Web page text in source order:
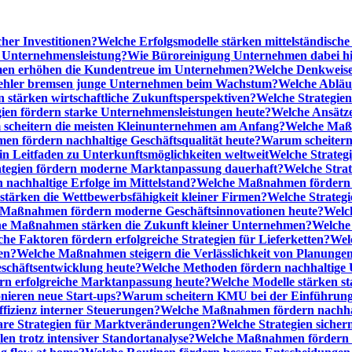
Investitionen?Welche Erfolgsmodelle stärken
Wie Büroreinigung Unternehmen dabei
erhöhen die Kundentreue im Unternehmen?Welche
bremsen junge Unternehmen beim Wachstum?Welche
stärken wirtschaftliche Zukunftsperspektiven?Welche
fördern starke Unternehmensleistungen heute?Welche
die meisten Kleinunternehmen am Anfang?Welche
fördern nachhaltige Geschäftsqualität heute?Warum
Leitfaden zu Unterkunftsmöglichkeiten weltweitWelche
fördern moderne Marktanpassung dauerhaft?Welche
nachhaltige Erfolge im Mittelstand?Welche Maßnahmen
die Wettbewerbsfähigkeit kleiner Firmen?Welche
fördern moderne Geschäftsinnovationen heute?
Maßnahmen stärken die Zukunft kleiner Unternehmen?
Faktoren fördern erfolgreiche Strategien für Lieferketten?
Welche Maßnahmen steigern die Verlässlichkeit von
heute?Welche Methoden fördern nachhaltige
erfolgreiche Marktanpassung heute?Welche Modelle stärken
neue Start-ups?Warum scheitern KMU bei der
interner Steuerungen?Welche Maßnahmen fördern
Strategien für Marktveränderungen?Welche Strategien
trotz intensiver Standortanalyse?Welche Maßnahmen